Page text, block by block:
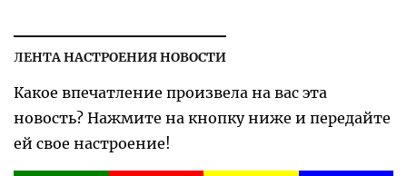
ЛЕНТА НАСТРОЕНИЯ НОВОСТИ
Какое впечатление произвела на вас эта
новость? Нажмите на кнопку ниже и передайте
ей свое настроение!